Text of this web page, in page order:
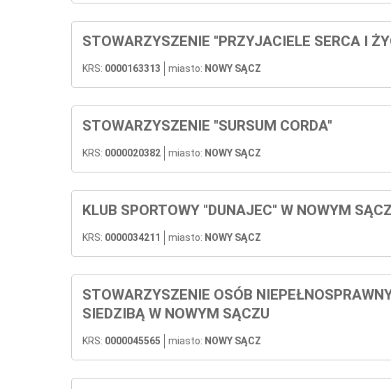
STOWARZYSZENIE "PRZYJACIELE SERCA I
KRS: 0000163313 miasto: NOWY SĄCZ
STOWARZYSZENIE "SURSUM CORDA"
KRS: 0000020382 miasto: NOWY SĄCZ
KLUB SPORTOWY "DUNAJEC" W NOWYM
KRS: 0000034211 miasto: NOWY SĄCZ
STOWARZYSZENIE OSÓB
SIEDZIBĄ W NOWYM SĄCZU
KRS: 0000045565 miasto: NOWY SĄCZ